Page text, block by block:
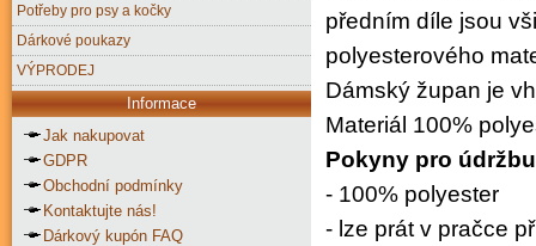
předním díle jsou
polyesterového
Dámský župan je
Materiál 100%
Pokyny pro
- 100% polyester
- lze prát v pračce
Potřeby pro psy a kočky
Dárkové poukazy
VÝPRODEJ
Informace
Jak nakupovat
GDPR
Obchodní podmínky
Kontaktujte nás!
Dárkový kupón FAQ